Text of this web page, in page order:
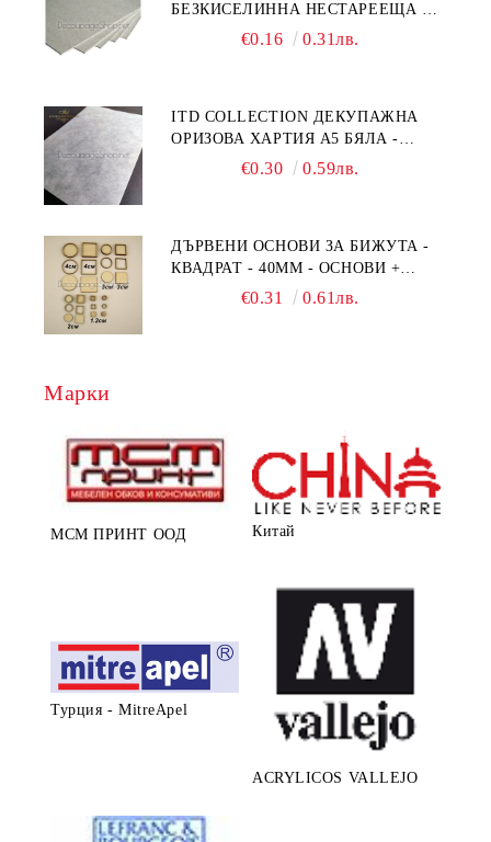
БЕЗКИСЕЛИННА НЕСТАРЕЕЩА А5
- 210 Х 150ММ
€0.16 0.31лв.
ITD COLLECTION ДЕКУПАЖНА
ОРИЗОВА ХАРТИЯ А5 БЯЛА -
€0.30 0.59лв.
ДЪРВЕНИ ОСНОВИ ЗА БИЖУТА -
КВАДРАТ - 40ММ - ОСНОВИ +
€0.31 0.61лв.
Марки
МСМ ПРИНТ ООД Китай
Турция - MitreApel
ACRYLICOS VALLEJO